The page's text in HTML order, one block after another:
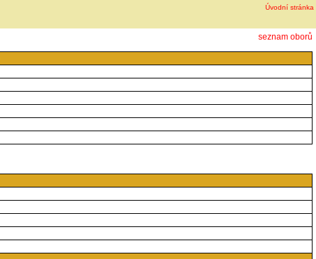
Úvodní stránka
seznam oborů